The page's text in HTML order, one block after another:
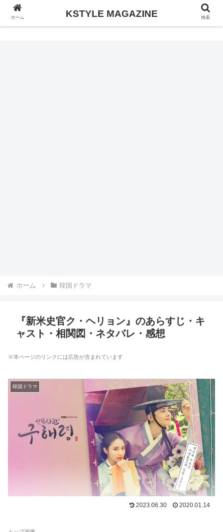
KSTYLE MAGAZINE
ホーム 韓国ドラマ
『新米史官ク・ヘリョン』のあらすじ・キ
ャスト・相関図・ネタバレ・感想
※本ページのリンクには広告が含まれています
韓国ドラマ
2023.06.30 2020.01.14
ホーム KSTYLE MAGAZINE 検索